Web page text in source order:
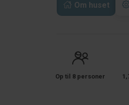
Om huset
Op til 8 personer